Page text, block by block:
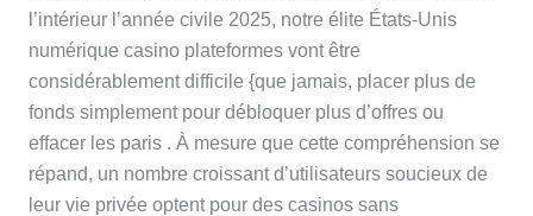
l’intérieur l’année civile 2025, notre élite États-Unis
numérique casino plateformes vont être
considérablement difficile {que jamais, placer plus de
fonds simplement pour débloquer plus d’offres ou
effacer les paris . À mesure que cette compréhension se
répand, un nombre croissant d’utilisateurs soucieux de
leur vie privée optent pour des casinos sans